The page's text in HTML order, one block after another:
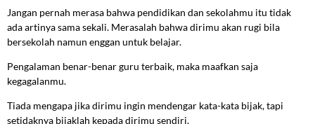
Jangan pernah merasa bahwa pendidikan dan sekolahmu itu tidak
ada artinya sama sekali. Merasalah bahwa dirimu akan rugi bila
bersekolah namun enggan untuk belajar.
Pengalaman benar-benar guru terbaik, maka maafkan saja
kegagalanmu.
Tiada mengapa jika dirimu ingin mendengar kata-kata bijak, tapi
setidaknya bijaklah kepada dirimu sendiri.